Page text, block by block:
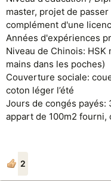
master, projet de
complément d'une
Années d'expériences
Niveau de Chinois:
mains dans les poches)
Couverture sociale:
coton léger l’été
Jours de congés payés:
appart de 100m2
2